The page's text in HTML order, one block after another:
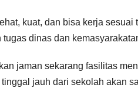
kuat, dan bisa kerja
dinas dan
jaman sekarang fasilitas
jauh dari sekolah akan